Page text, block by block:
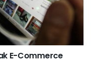
E-Commerce